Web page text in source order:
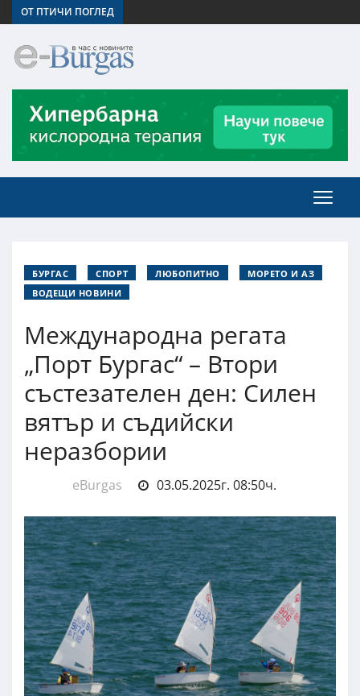
ОТ ПТИЧИ ПОГЛЕД
БУРГАС СПОРТ ЛЮБОПИТНО
МОРЕТО И АЗ
ВОДЕЩИ НОВИНИ
Международна регата
„Порт Бургас“ – Втори
състезателен ден: Силен
вятър и съдийски
неразбории
eBurgas 03.05.2025г. 08:50ч.